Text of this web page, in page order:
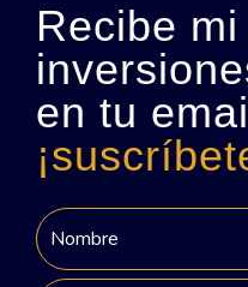
Recibe
en tu